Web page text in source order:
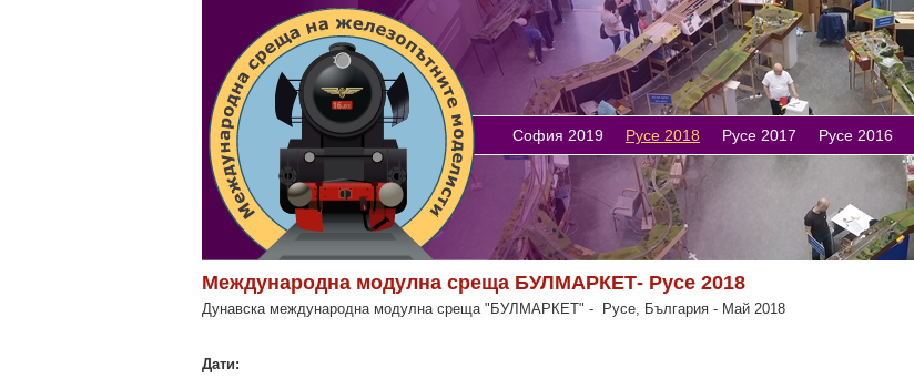
София 2019 Русе 2018 Русе 2017 Русе 2016
Международна модулна среща БУЛМАРКЕТ- Русе 2018
Дунавска международна модулна среща "БУЛМАРКЕТ" - Русе, България - Май 2018
Дати: